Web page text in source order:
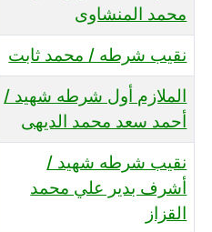
محمد المنشاوى
نقيب شرطه / محمد ثابت
الملازم أول شرطه شهيد /
أحمد سعد محمد الديهى
نقيب شرطه شهيد /
أشرف بدير علي محمد
القزاز